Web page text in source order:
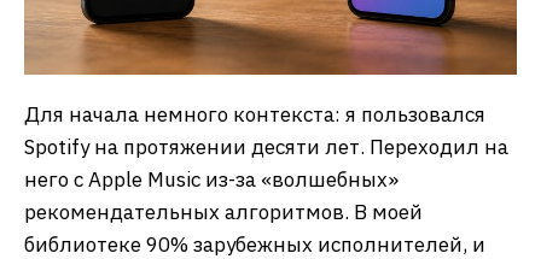
Для начала немного контекста: я пользовался
Spotify на протяжении десяти лет. Переходил на
него с Apple Music из-за «волшебных»
рекомендательных алгоритмов. В моей
библиотеке 90% зарубежных исполнителей, и